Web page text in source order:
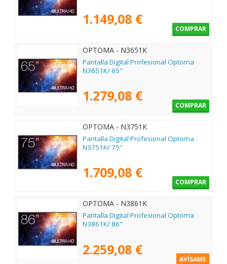
1.149,08 €
COMPRAR
OPTOMA - N3651K
Pantalla Digital Profesional Optoma
N3651K/ 65"
1.279,08 €
COMPRAR
OPTOMA - N3751K
Pantalla Digital Profesional Optoma
N3751K/ 75"
1.709,08 €
COMPRAR
OPTOMA - N3861K
Pantalla Digital Profesional Optoma
N3861K/ 86"
2.259,08 €
AVÍSAME